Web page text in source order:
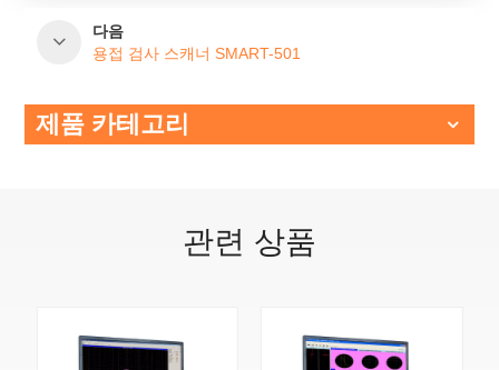
다음
용접 검사 스캐너 SMART-501
제품 카테고리
관련 상품